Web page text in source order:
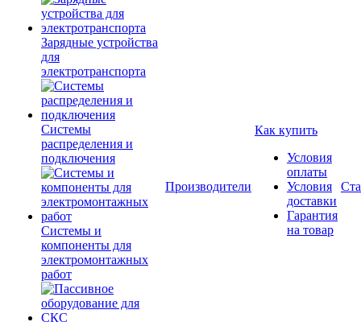
Зарядные устройства
для
электротранспорта
Системы
распределения и
подключения
Системы и
компоненты для
электромонтажных
работ
Производители
Как купить
Условия
оплаты
Условия
доставки
Гарантия
на товар